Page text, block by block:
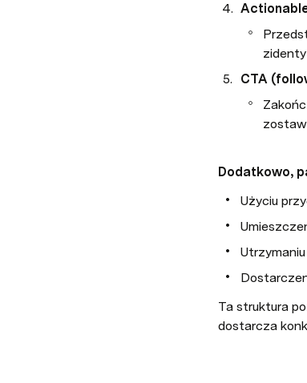
CTA
Dodatkowo,
Użyciu
Ta struktura
dostarcza